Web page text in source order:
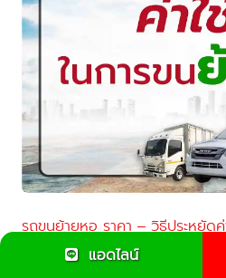
รถขนย้ายหอ ราคา – วิธีประหยัด
แอดไลน์